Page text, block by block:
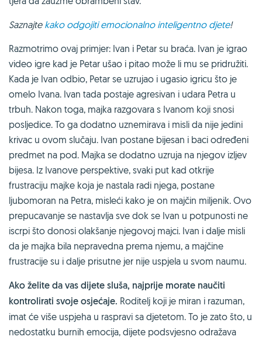
Saznajte kako odgojiti emocionalno inteligentno djete!
Razmotrimo ovaj primjer: Ivan i Petar su braća. Ivan je igrao
video igre kad je Petar ušao i pitao može li mu se pridružiti.
Kada je Ivan odbio, Petar se uzrujao i ugasio igricu što je
omelo Ivana. Ivan tada postaje agresivan i udara Petra u
trbuh. Nakon toga, majka razgovara s Ivanom koji snosi
posljedice. To ga dodatno uznemirava i misli da nije jedini
krivac u ovom slučaju. Ivan postane bijesan i baci određeni
predmet na pod. Majka se dodatno uzruja na njegov izljev
bijesa. Iz Ivanove perspektive, svaki put kad otkrije
frustraciju majke koja je nastala radi njega, postane
ljubomoran na Petra, misleći kako je on majčin miljenik. Ovo
prepucavanje se nastavlja sve dok se Ivan u potpunosti ne
iscrpi što donosi olakšanje njegovoj majci. Ivan i dalje misli
da je majka bila nepravedna prema njemu, a majčine
frustracije su i dalje prisutne jer nije uspjela u svom naumu.
Ako želite da vas dijete sluša, najprije morate naučiti
kontrolirati svoje osjećaje. Roditelj koji je miran i razuman,
imat će više uspjeha u raspravi sa djetetom. To je zato što, u
nedostatku burnih emocija, dijete podsvjesno odražava